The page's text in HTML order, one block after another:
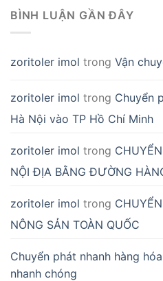
BÌNH LUẬN GẦN ĐÂY
zoritoler imol trong Vận
zoritoler imol trong Chuyển
Hà Nội vào TP Hồ Chí Minh
zoritoler imol trong
NỘI ĐỊA BẰNG ĐƯỜNG
zoritoler imol trong
NÔNG SẢN TOÀN QUỐC
Chuyển phát nhanh hàng
nhanh chóng